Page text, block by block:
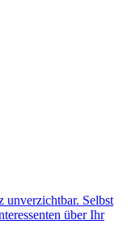
unverzichtbar. Selbst
über Ihr